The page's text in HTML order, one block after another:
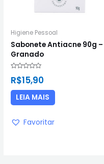
Higiene Pessoal
Sabonete Antiacne 90g –
Granado
0
5
R$15,90
LEIA MAIS
Favoritar